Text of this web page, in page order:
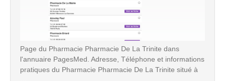
Page du Pharmacie Pharmacie De La Trinite dans
l'annuaire PagesMed. Adresse, Téléphone et informations
pratiques du Pharmacie Pharmacie De La Trinite situé à